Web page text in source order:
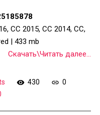
CC 2015, CC 2014, CC,
| 433 mb
Скачать\Читать далее...
430
0